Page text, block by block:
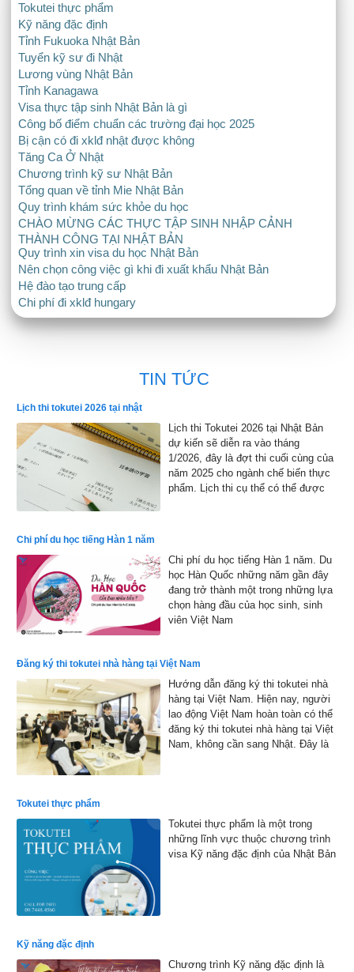
Tokutei thực phẩm
Kỹ năng đặc định
Tỉnh Fukuoka Nhật Bản
Tuyển kỹ sư đi Nhật
Lương vùng Nhật Bản
Tỉnh Kanagawa
Visa thực tập sinh Nhật Bản là gì
Công bố điểm chuẩn các trường đại học 2025
Bị cận có đi xklđ nhật được không
Tăng Ca Ở Nhật
Chương trình kỹ sư Nhật Bản
Tổng quan về tỉnh Mie Nhật Bản
Quy trình khám sức khỏe du học
CHÀO MỪNG CÁC THỰC TẬP SINH NHẬP CẢNH
THÀNH CÔNG TẠI NHẬT BẢN
Quy trình xin visa du học Nhật Bản
Nên chọn công việc gì khi đi xuất khẩu Nhật Bản
Hệ đào tạo trung cấp
Chi phí đi xklđ hungary
TIN TỨC
Lịch thi tokutei 2026 tại nhật
Lịch thi Tokutei 2026 tại Nhật Bản
dự kiến sẽ diễn ra vào tháng
1/2026, đây là đợt thi cuối cùng của
năm 2025 cho ngành chế biến thực
phẩm. Lịch thi cụ thể có thể được
2026
Chi phí du học tiếng Hàn 1 năm
Chi phí du học tiếng Hàn 1 năm. Du
học Hàn Quốc những năm gần đây
đang trở thành một trong những lựa
chọn hàng đầu của học sinh, sinh
viên Việt Nam
Đăng ký thi tokutei nhà hàng tại Việt Nam
Hướng dẫn đăng ký thi tokutei nhà
hàng tại Việt Nam. Hiện nay, người
lao động Việt Nam hoàn toàn có thể
đăng ký thi tokutei nhà hàng tại Việt
Nam, không cần sang Nhật. Đây là
Tokutei thực phẩm
Tokutei thực phẩm là một trong
những lĩnh vực thuộc chương trình
visa Kỹ năng đặc định của Nhật Bản
Kỹ năng đặc định
Chương trình Kỹ năng đặc định là